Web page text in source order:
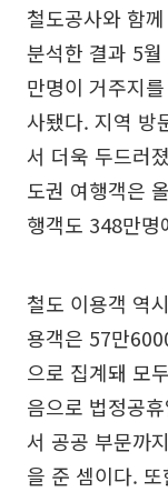
철도공사와 함
분석한 결과 5
만명이 거주지
사됐다. 지역 방
서 더욱 두드러
도권 여행객은
행객도 348만
철도 이용객 역
용객은 57만
으로 집계돼 모
음으로 법정공
서 공공 부문까
을 준 셈이다.